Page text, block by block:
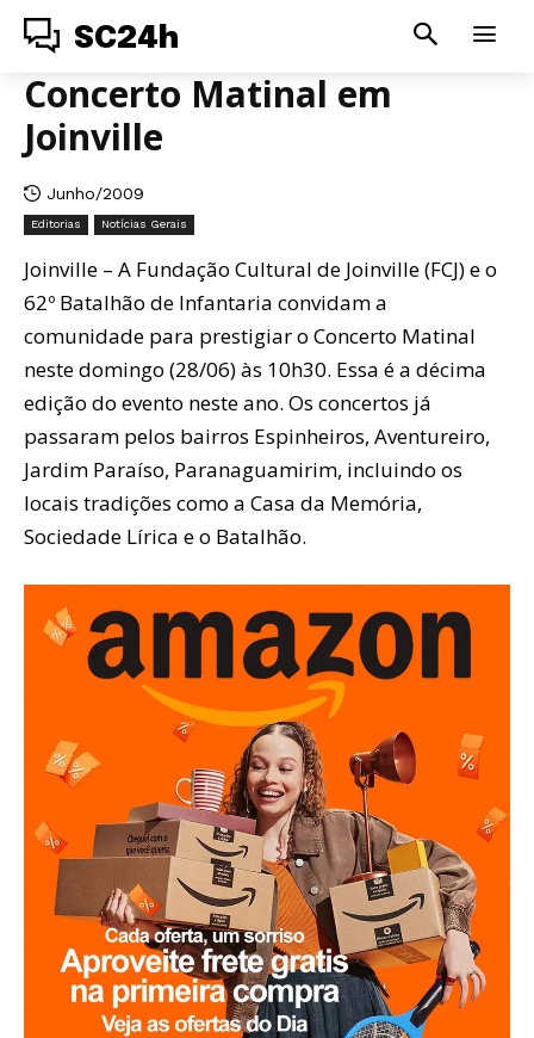
SC24h
Concerto Matinal em
Joinville
Junho/2009
Editorias Notícias Gerais
Joinville – A Fundação Cultural de Joinville (FCJ) e o
62º Batalhão de Infantaria convidam a
comunidade para prestigiar o Concerto Matinal
neste domingo (28/06) às 10h30. Essa é a décima
edição do evento neste ano. Os concertos já
passaram pelos bairros Espinheiros, Aventureiro,
Jardim Paraíso, Paranaguamirim, incluindo os
locais tradições como a Casa da Memória,
Sociedade Lírica e o Batalhão.